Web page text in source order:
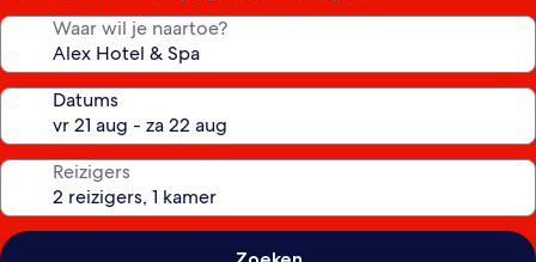
Waar wil je naartoe?
Datums
Reizigers